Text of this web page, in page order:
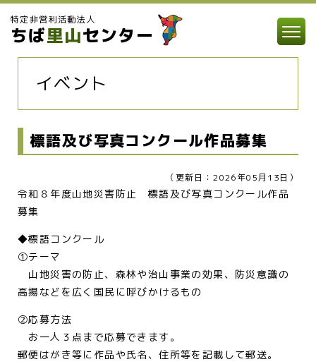
特定非営利活動法人
ちば里山センター
イベント
標語及び写真コンクール作品募集
（更新日：2026年05月13日）
令和８年度山地災害防止 標語及び写真コンクール作品
募集
◆標語コンクール
①テーマ
山地災害の防止、森林や治山事業の効果、防災意識の
高揚などを広く国民に呼びかけるもの
②応募方法
お一人３点まで応募できます。
郵便はがき等に作品や氏名、住所等を記載して郵送。